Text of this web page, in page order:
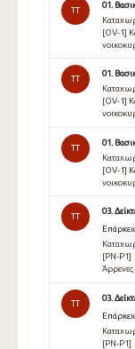
TT
01.
[OV-1]
TT
01.
[OV-1]
TT
01.
[OV-1]
TT
03.
[PN-P1]
Άρρενες
TT
03.
[PN-P1]